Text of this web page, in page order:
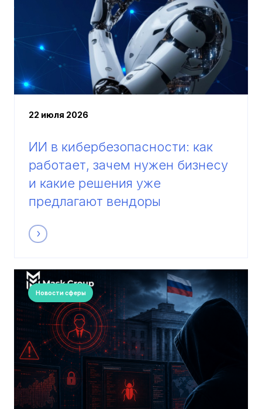
22 июля 2026
ИИ в кибербезопасности: как
работает, зачем нужен бизнесу
и какие решения уже
предлагают вендоры
Новости сферы